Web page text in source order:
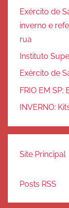
Exército de
inverno e
rua
Instituto
Exército de
FRIO EM
INVERNO:
Site Principal
Posts RSS